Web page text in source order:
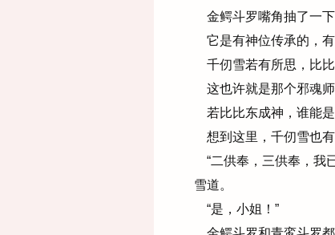
金鳄斗罗嘴角抽了一下
它是有神位传承的，有
千仞雪若有所思，比比
这也许就是那个邪魂师
若比比东成神，谁能是
想到这里，千仞雪也有
“二供奉，三供奉，我
雪道。
“是，小姐！”